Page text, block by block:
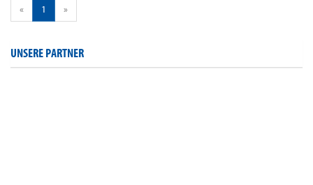
« 1 »
UNSERE PARTNER